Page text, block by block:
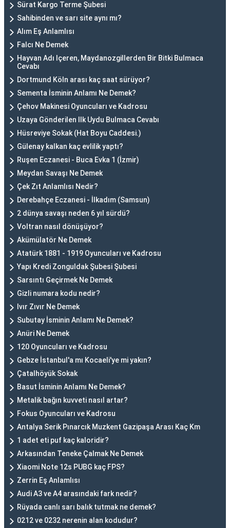
Sürat Kargo Terme Şubesi
Sahibinden ve sarı site aynı mı?
Alım Eş Anlamlısı
Falcı Ne Demek
Hayvan Adı Içeren, Maydanozgillerden Bir Bitki Bulmaca
Cevabı
Dortmund Köln arası kaç saat sürüyor?
Sementa İsminin Anlamı Ne Demek?
Çehov Makinesi Oyuncuları ve Kadrosu
Uzaya Gönderilen Ilk Uydu Bulmaca Cevabı
Hüsreviye Sokak (Hat Boyu Caddesi.)
Gülenay kalkan kaç evlilik yaptı?
Ruşen Eczanesi - Buca Evka 1 (İzmir)
Meydan Savaşı Ne Demek
Çek Zıt Anlamlısı Nedir?
Derebahçe Eczanesi - İlkadım (Samsun)
2 dünya savaşı neden 6 yıl sürdü?
Voltran nasıl dönüşüyor?
Akümülatör Ne Demek
Atatürk 1881 - 1919 Oyuncuları ve Kadrosu
Yapı Kredi Zonguldak Şubesi Şubesi
Sarsıntı Geçirmek Ne Demek
Gizli numara kodu nedir?
Ivır Zıvır Ne Demek
Subutay İsminin Anlamı Ne Demek?
Anüri Ne Demek
120 Oyuncuları ve Kadrosu
Gebze İstanbul'a mı Kocaeli'ye mi yakın?
Çatalhöyük Sokak
Basut İsminin Anlamı Ne Demek?
Metalik bağın kuvveti nasıl artar?
Fokus Oyuncuları ve Kadrosu
Antalya Serik Pınarcık Muzkent Gazipaşa Arası Kaç Km
1 adet eti puf kaç kaloridir?
Arkasından Teneke Çalmak Ne Demek
Xiaomi Note 12s PUBG kaç FPS?
Zerrin Eş Anlamlısı
Audi A3 ve A4 arasındaki fark nedir?
Rüyada canlı sarı balık tutmak ne demek?
0212 ve 0232 nerenin alan kodudur?